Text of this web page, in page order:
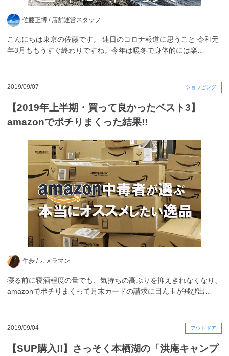
佐藤正博 / 店舗運営スタッフ
こんにちは東京の佐藤です。 連日のコロナ報道に思うこと 令和元
年3月ももうすぐ終わりですね。今年は暖冬で身体的には楽…
2019/09/07 ショッピング
【2019年上半期・買って良かったベスト3】
amazonでポチりまくった結果!!
牛歩 / カメラマン
寝る前に寝酒程度の量でも、気持ちの高ぶりを抑えきれなくなり、
amazonでポチりまくって月末カードの請求に目ん玉が飛び出…
2019/09/04 アウトドア
【SUP購入!!】さっそく本栖湖の「洪庵キャンプ